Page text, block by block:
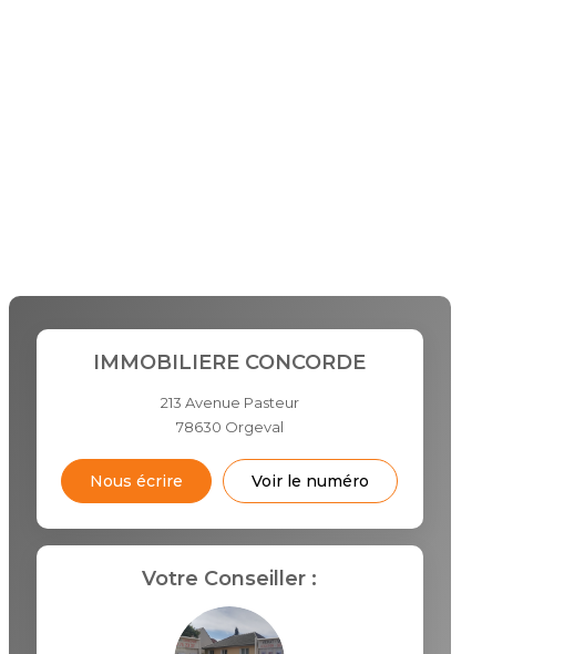
IMMOBILIERE CONCORDE
213 Avenue Pasteur
78630 Orgeval
Nous écrire Voir le numéro
Votre Conseiller :